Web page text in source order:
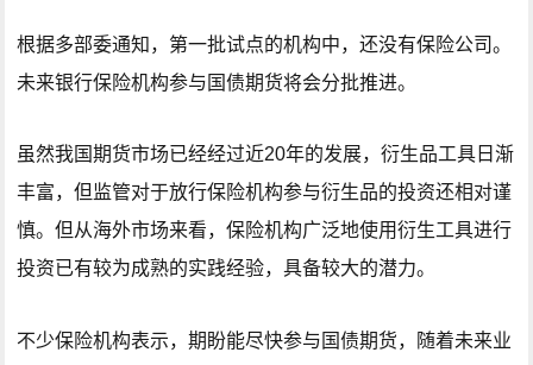
根据多部委通知，第一批试点的机构中，还没有保险公司。
未来银行保险机构参与国债期货将会分批推进。
虽然我国期货市场已经经过近20年的发展，衍生品工具日渐
丰富，但监管对于放行保险机构参与衍生品的投资还相对谨
慎。但从海外市场来看，保险机构广泛地使用衍生工具进行
投资已有较为成熟的实践经验，具备较大的潜力。
不少保险机构表示，期盼能尽快参与国债期货，随着未来业